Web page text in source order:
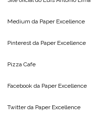
Medium da Paper Excellence
Pinterest da Paper Excellence
Pizza Cafe
Facebook da Paper Excellence
Twitter da Paper Excellence